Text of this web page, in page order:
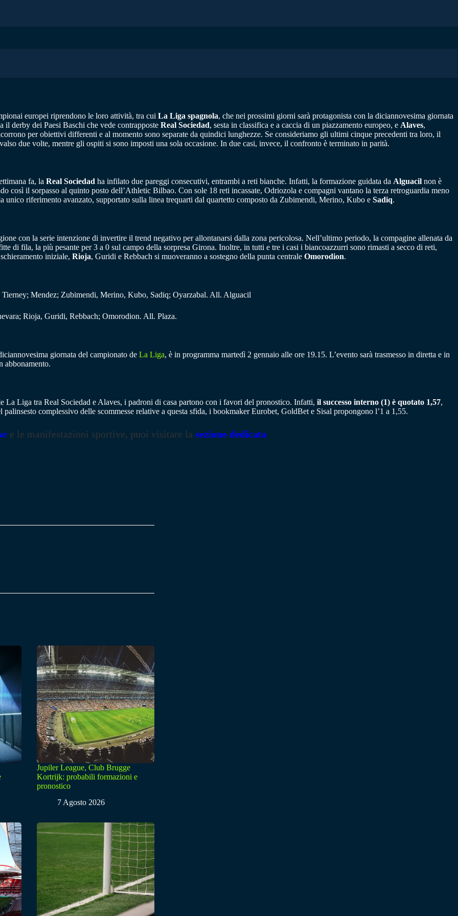
europei riprendono le loro attività, tra cui La Liga spagnola, che nei prossimi giorni sarà protagonista con la diciannovesima giornata
il derby dei Paesi Baschi che vede contrapposte Real Sociedad, sesta in classifica e a caccia di un piazzamento europeo, e Alaves,
per obiettivi differenti e al momento sono separate da quindici lunghezze. Se consideriamo gli ultimi cinque precedenti tra loro, il
due volte, mentre gli ospiti si sono imposti una sola occasione. In due casi, invece, il confronto è terminato in parità.
fa, la Real Sociedad ha infilato due pareggi consecutivi, entrambi a reti bianche. Infatti, la formazione guidata da Alguacil non è
così il sorpasso al quinto posto dell’Athletic Bilbao. Con sole 18 reti incassate, Odriozola e compagni vantano la terza retroguardia meno
unico riferimento avanzato, supportato sulla linea trequarti dal quartetto composto da Zubimendi, Merino, Kubo e Sadiq.
con la serie intenzione di invertire il trend negativo per allontanarsi dalla zona pericolosa. Nell’ultimo periodo, la compagine allenata da
di fila, la più pesante per 3 a 0 sul campo della sorpresa Girona. Inoltre, in tutti e tre i casi i biancoazzurri sono rimasti a secco di reti,
iniziale, Rioja, Guridi e Rebbach si muoveranno a sostegno della punta centrale Omorodion.
Mendez; Zubimendi, Merino, Kubo, Sadiq; Oyarzabal. All. Alguacil
Rioja, Guridi, Rebbach; Omorodion. All. Plaza.
giornata del campionato de La Liga, è in programma martedì 2 gennaio alle ore 19.15. L’evento sarà trasmesso in diretta e in
abbonamento.
La Liga tra Real Sociedad e Alaves, i padroni di casa partono con i favori del pronostico. Infatti, il successo interno (1) è quotato 1,57,
complessivo delle scommesse relative a questa sfida, i bookmaker Eurobet, GoldBet e Sisal propongono l’1 a 1,55.
e le manifestazioni sportive, puoi visitare la sezione dedicata
Jupiler League, Club Brugge
Kortrijk: probabili formazioni e
pronostico
7 Agosto 2026